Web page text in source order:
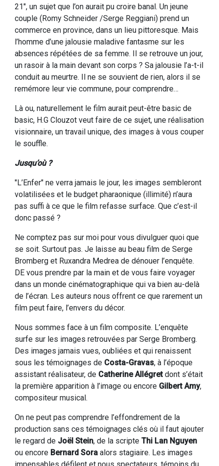
21", un sujet que l’on aurait pu croire banal. Un jeune
couple (Romy Schneider /Serge Reggiani) prend un
commerce en province, dans un lieu pittoresque. Mais
l’homme d’une jalousie maladive fantasme sur les
absences répétées de sa femme. Il se retrouve un jour,
un rasoir à la main devant son corps ? Sa jalousie l’a-t-il
conduit au meurtre. Il ne se souvient de rien, alors il se
remémore leur vie commune, pour comprendre…
Là ou, naturellement le film aurait peut-être basic de
basic, H.G Clouzot veut faire de ce sujet, une réalisation
visionnaire, un travail unique, des images à vous couper
le souffle.
Jusqu’où ?
"L’Enfer" ne verra jamais le jour, les images sembleront
volatilisées et le budget pharaonique (illimité) n’aura
pas suffi à ce que le film refasse surface. Que c’est-il
donc passé ?
Ne comptez pas sur moi pour vous divulguer quoi que
se soit. Surtout pas. Je laisse au beau film de Serge
Bromberg et Ruxandra Medrea de dénouer l’enquête.
DE vous prendre par la main et de vous faire voyager
dans un monde cinématographique qui va bien au-delà
de l’écran. Les auteurs nous offrent ce que rarement un
film peut faire, l’envers du décor.
Nous sommes face à un film composite. L’enquête
surfe sur les images retrouvées par Serge Bromberg.
Des images jamais vues, oubliées et qui renaissent
sous les témoignages de Costa-Gravas, à l’époque
assistant réalisateur, de Catherine Allégretdont s’était
la première apparition à l’image ou encore Gilbert Amy,
compositeur musical.
On ne peut pas comprendre l’effondrement de la
production sans ces témoignages clés où il faut ajouter
le regard de Joël Stein, de la scripte Thi Lan Nguyen
ou encore Bernard Sora alors stagiaire. Les images